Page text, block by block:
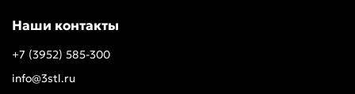
Мебель
Наши контакты
+7 (3952) 585-300
info@3stl.ru